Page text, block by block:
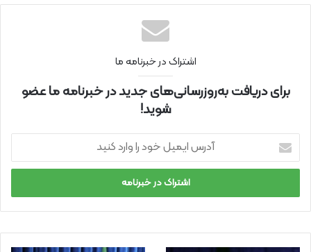
نتی
اشتراک در خبرنامه ما
برای دریافت به‌روزرسانی‌های جدید در خبرنامه ما عضو
شوید!
ر
ا
ی